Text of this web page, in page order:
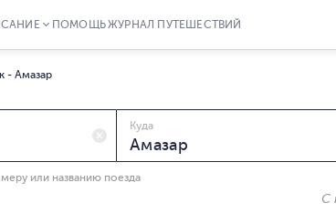
ПОМОЩЬЖУРНАЛ ПУТЕШЕСТВИЙ
- Амазар
Куда
или названию поезда
С